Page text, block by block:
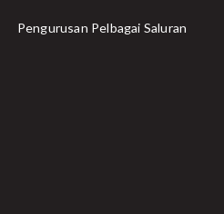
Pengurusan Pelbagai Saluran